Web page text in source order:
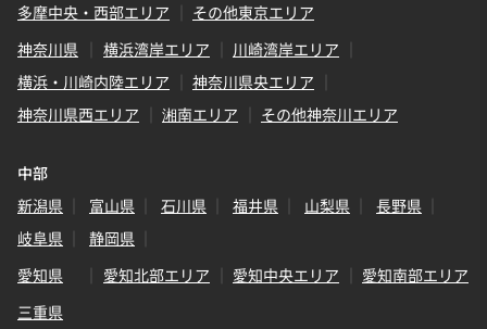
多摩中央・西部エリア
その他東京エリア
神奈川県
横浜湾岸エリア
川崎湾岸エリア
横浜・川崎内陸エリア
神奈川県央エリア
神奈川県西エリア
湘南エリア その他神奈川エリア
中部
新潟県
富山県 石川県 福井県 山梨県
長野県
岐阜県
静岡県
愛知県
愛知北部エリア 愛知中央エリア
愛知南部エリア
三重県